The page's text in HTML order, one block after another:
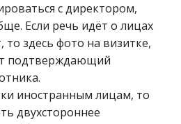
с директором,
Если речь идёт о лицах
здесь фото на визитке,
подтверждающий
иностранным лицам, то
двухстороннее